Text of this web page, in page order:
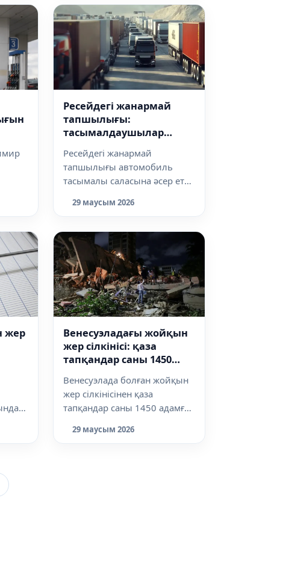
Ресейдегі жанармай
тапшылығы:
тасымалдаушылар
Ресейдегі жанармай
тапшылығы автомобиль
тасымалы саласына әсер ете
компаниялары бағытт...
29 маусым 2026
жер
Венесуэладағы жойқын
жер сілкінісі: қаза
тапқандар саны 1450
Венесуэлада болған жойқын
жер сілкінісінен қаза
тапқандар саны 1450 адамға
шамамен 3150...
29 маусым 2026